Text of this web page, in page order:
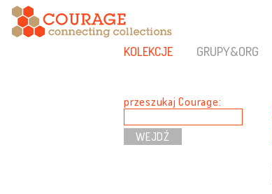
KOLEKCJE GRUPY&ORG
przeszukaj Courage: